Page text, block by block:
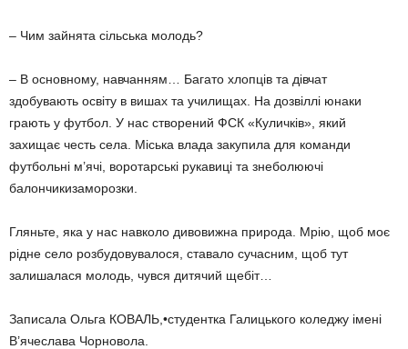
– Чим зайнята сільська молодь?
– В основному, навчанням… Багато хлопців та дівчат
здобувають освіту в вишах та училищах. На дозвіллі юнаки
грають у футбол. У нас створений ФСК «Куличків», який
захищає честь села. Міська влада закупила для команди
футбольні м’ячі, воротарські рукавиці та знеболюючі
балончикизаморозки.
Гляньте, яка у нас навколо дивовижна природа. Мрію, щоб моє
рідне село розбудовувалося, ставало сучасним, щоб тут
залишалася молодь, чувся дитячий щебіт…
Записала Ольга КОВАЛЬ,•студентка Галицького коледжу імені
В’ячеслава Чорновола.